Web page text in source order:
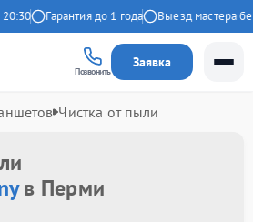
Гарантия до 1 года Выезд мастера
Позвонить
Заявка
Чистка от пыли
в Перми